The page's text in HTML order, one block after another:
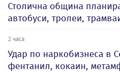
Столична община
автобуси, тролеи,
2 часа
Удар по наркобизнеса в
фентанил, кокаин,